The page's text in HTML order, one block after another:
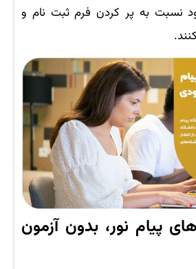
نسبت به پر کردن فرم ثبت نام و
پیام نور، بدون آزمون